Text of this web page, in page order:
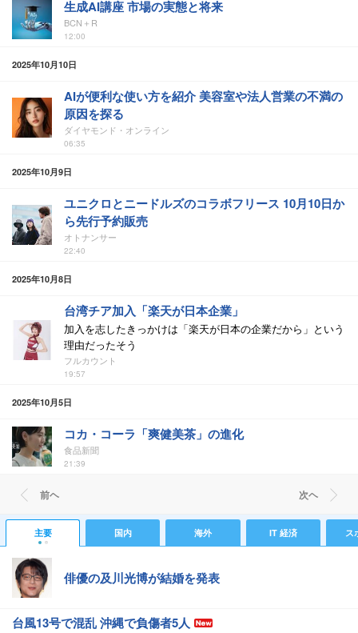
生成AI講座 市場の実態と将来
BCN＋R
12:00
2025年10月10日
AIが便利な使い方を紹介 美容室や法人営業の不満の
原因を探る
ダイヤモンド・オンライン
06:35
2025年10月9日
ユニクロとニードルズのコラボフリース 10月10日か
ら先行予約販売
オトナンサー
22:40
2025年10月8日
台湾チア加入「楽天が日本企業」
加入を志したきっかけは「楽天が日本の企業だから」という
理由だったそう
フルカウント
19:57
2025年10月5日
コカ・コーラ「爽健美茶」の進化
食品新聞
21:39
前ヘ 次ヘ
主要 国内 海外 IT 経済 ス
俳優の及川光博が結婚を発表
台風13号で混乱 沖縄で負傷者5人